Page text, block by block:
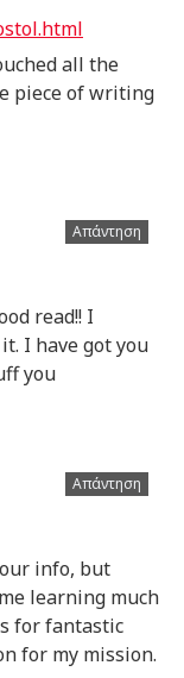
all the
piece of writing
Απάντηση
read!! I
I have got you
you
Απάντηση
info, but
learning much
for fantastic
for my mission.